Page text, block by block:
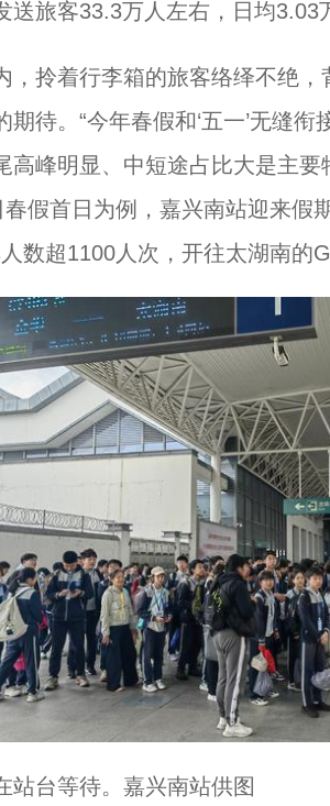
送旅客33.3万人左右，日均3.03
拎着行李箱的旅客络绎不绝，
待。“今年春假和‘五一’无缝衔
高峰明显、中短途占比大是主
假首日为例，嘉兴南站迎来假
数超1100人次，开往太湖南的
站台等待。嘉兴南站供图